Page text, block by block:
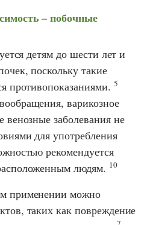
– побочные
детям до шести лет и
поскольку такие
противопоказаниями. 5
варикозное
заболевания не
для употребления
рекомендуется
людям. 10
применении можно
таких как повреждение